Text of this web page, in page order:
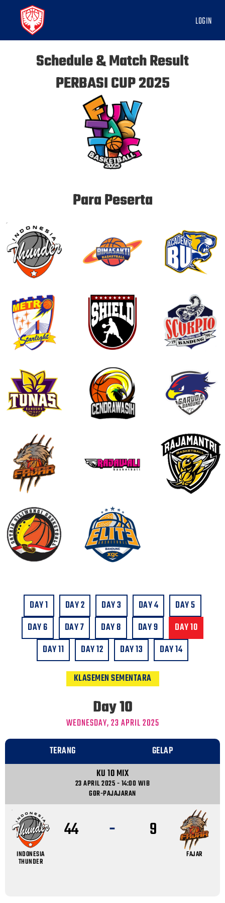
LOGIN
Schedule & Match Result
PERBASI CUP 2025
Para Peserta
DAY 1 DAY 2 DAY 3 DAY 4
DAY 5
DAY 6
DAY 7 DAY 8 DAY 9
DAY 10
DAY 11
DAY 12 DAY 13
DAY 14
KLASEMEN SEMENTARA
Day 10
WEDNESDAY, 23 APRIL 2025
TERANG
GELAP
KU 10 MIX
23 APRIL 2025 - 14:00 WIB
GOR-PAJAJARAN
INDONESIA
THUNDER
44 - 9
FAJAR